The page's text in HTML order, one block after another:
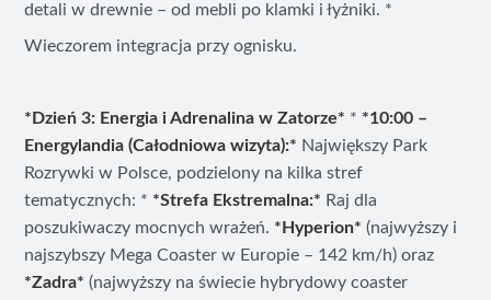
detali w drewnie – od mebli po klamki i łyżniki. *
Wieczorem integracja przy ognisku.
*Dzień 3: Energia i Adrenalina w Zatorze* * *10:00 –
Energylandia (Całodniowa wizyta):* Największy Park
Rozrywki w Polsce, podzielony na kilka stref
tematycznych: * *Strefa Ekstremalna:* Raj dla
poszukiwaczy mocnych wrażeń. *Hyperion* (najwyższy i
najszybszy Mega Coaster w Europie – 142 km/h) oraz
*Zadra* (najwyższy na świecie hybrydowy coaster